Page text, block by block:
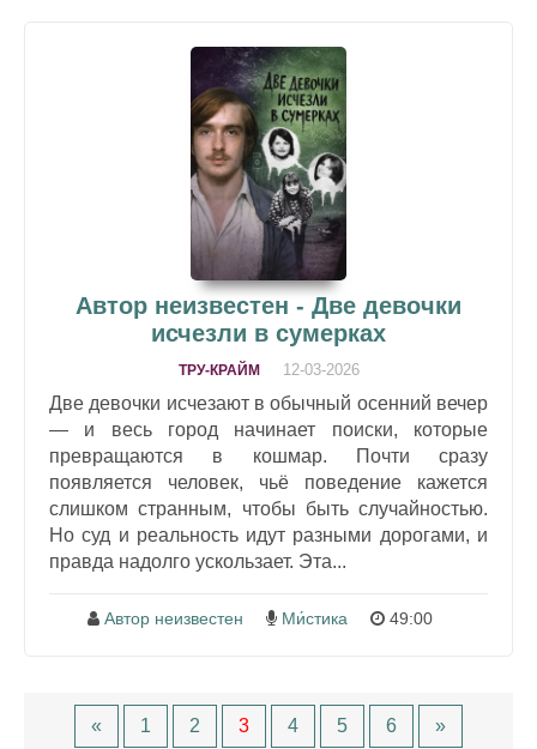
Автор неизвестен - Две девочки
исчезли в сумерках
ТРУ-КРАЙМ 12-03-2026
Две девочки исчезают в обычный осенний вечер
— и весь город начинает поиски, которые
превращаются в кошмар. Почти сразу
появляется человек, чьё поведение кажется
слишком странным, чтобы быть случайностью.
Но суд и реальность идут разными дорогами, и
правда надолго ускользает. Эта...
Автор неизвестен Ми́стика 49:00
« 1 2 3 4 5 6 »